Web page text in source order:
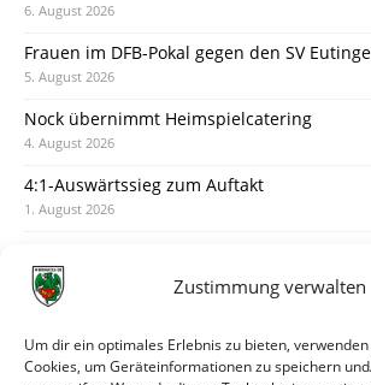
Zustimmung verwalten
Um dir ein optimales Erlebnis zu bieten,
Cookies, um Geräteinformationen zu speichern
6. August 2026
Frauen im DFB-Pokal gegen den SV
5. August 2026
Nock übernimmt Heimspielcatering
4. August 2026
4:1-Auswärtssieg zum Auftakt
1. August 2026
31. Juli 2026
30. Juli 2026